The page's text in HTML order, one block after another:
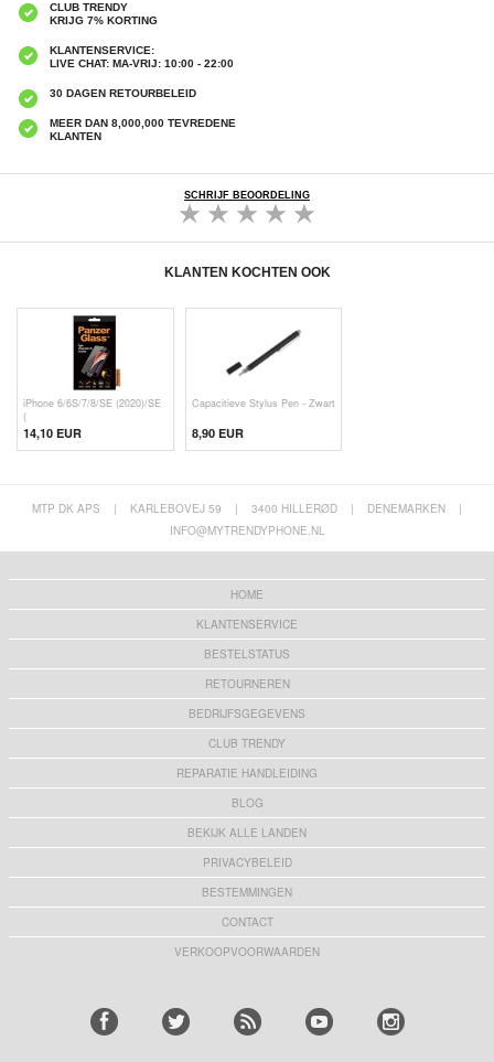
CLUB TRENDY
KRIJG 7% KORTING
KLANTENSERVICE:
LIVE CHAT: MA-VRIJ: 10:00 - 22:00
30 DAGEN RETOURBELEID
MEER DAN 8,000,000 TEVREDENE
KLANTEN
SCHRIJF BEOORDELING
KLANTEN KOCHTEN OOK
iPhone 6/6S/7/8/SE (2020)/SE
(
14,10 EUR
Capacitieve Stylus Pen - Zwart
8,90 EUR
MTP DK APS | KARLEBOVEJ 59 | 3400 HILLERØD | DENEMARKEN
|
INFO@MYTRENDYPHONE.NL
HOME
KLANTENSERVICE
BESTELSTATUS
RETOURNEREN
BEDRIJFSGEGEVENS
CLUB TRENDY
REPARATIE HANDLEIDING
BLOG
BEKIJK ALLE LANDEN
PRIVACYBELEID
BESTEMMINGEN
CONTACT
VERKOOPVOORWAARDEN